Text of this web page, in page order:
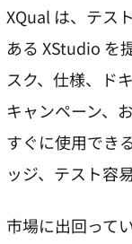
XQual は、テス
ある XStudio を
スク、仕様、ド
キャンペーン、
すぐに使用でき
ッジ、テスト容
市場に出回って